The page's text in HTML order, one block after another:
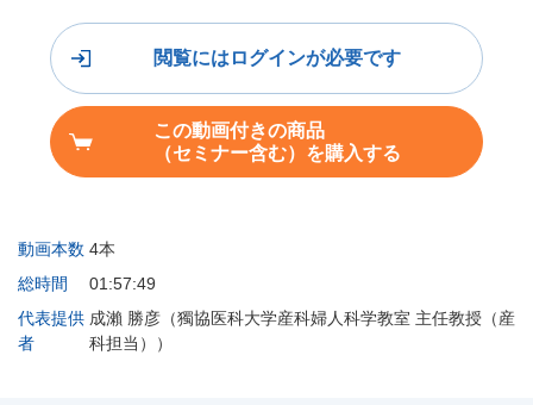
動画本数 4本
総時間
01:57:49
代表提供
者
成瀨 勝彦（獨協医科大学産科婦人科学教室 主任教授（産
科担当））
閲覧にはログインが必要です
この動画付きの商品
（セミナー含む）を購入する